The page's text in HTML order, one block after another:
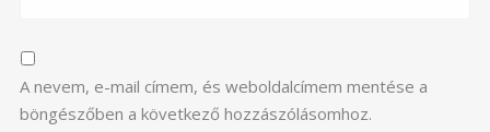
A nevem, e-mail címem, és weboldalcímem mentése a
böngészőben a következő hozzászólásomhoz.